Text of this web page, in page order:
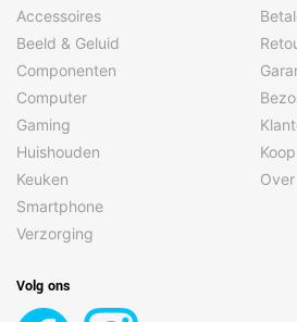
Inclusief basisstation
Reinigingsborsteltje
Reisetui
Reserve scheerkop
inbegrepen
Gewicht en omvang
Breedte
Diepte
Accessoires
Beeld & Geluid
Componenten
Computer
Gaming
Huishouden
Keuken
Smartphone
Verzorging
Volg ons